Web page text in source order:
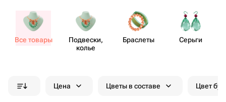
Все товары
Подвески,
колье
Браслеты Серьги
Цена Цветы в составе Цвет